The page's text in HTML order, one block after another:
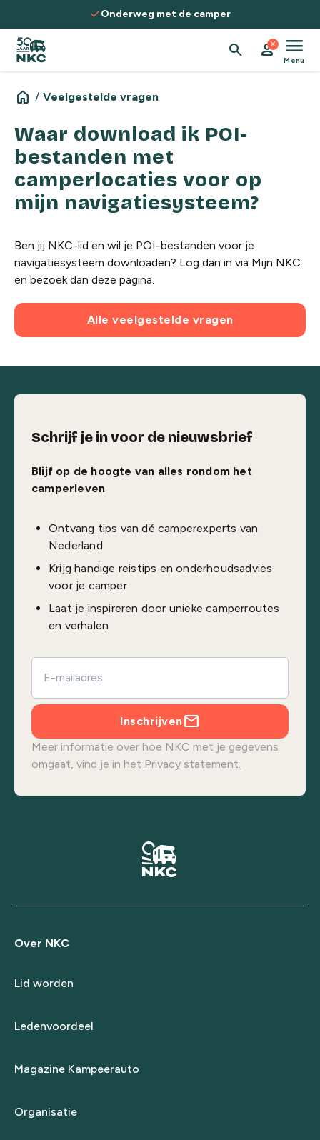
Spring naar de inhoud
checkOnderweg met de camper
search person
close menu
Menu
home / Veelgestelde vragen
Waar download ik POI-
bestanden met
camperlocaties voor op
mijn navigatiesysteem?
Ben jij NKC-lid en wil je POI-bestanden voor je
navigatiesysteem downloaden? Log dan in via Mijn NKC
en bezoek dan deze pagina.
Alle veelgestelde vragen
Schrijf je in voor de nieuwsbrief
Blijf op de hoogte van alles rondom het
camperleven
Ontvang tips van dé camperexperts van
Nederland
Krijg handige reistips en onderhoudsadvies
voor je camper
Laat je inspireren door unieke camperroutes
en verhalen
Inschrijven
Meer informatie over hoe NKC met je gegevens
omgaat, vind je in het Privacy statement.
Over NKC
Lid worden
Ledenvoordeel
Magazine Kampeerauto
Organisatie